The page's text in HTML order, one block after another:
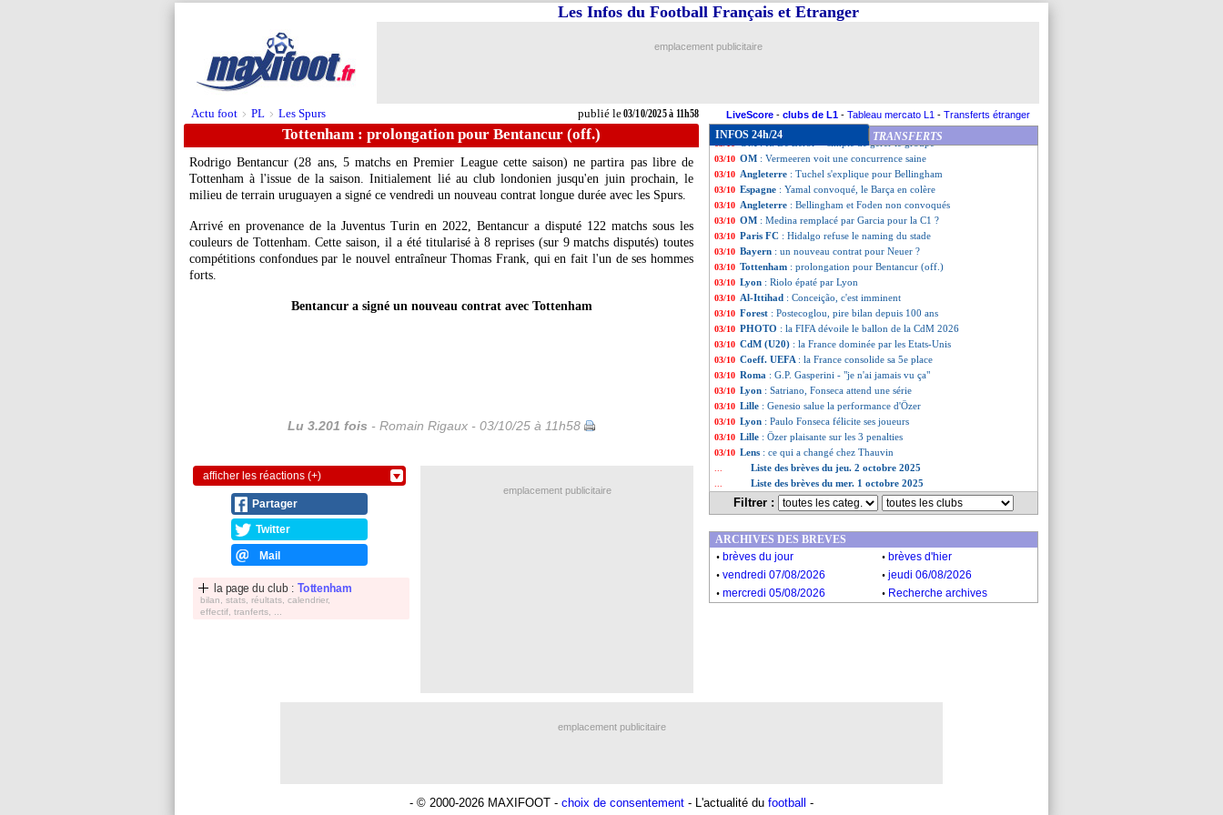
Actu foot > PL > Les Spurs publié le03/10/2025 à 11h58
Les Infos du Football Français et Etranger
emplacement publicitaire
LiveScore - clubs de L1 - Tableau mercato L1 - Transferts étranger
Tottenham : prolongation pour Bentancur (off.)
RodrigoBentancur (28 ans, 5 matchs en Premier League cette saison) ne partira pas libre de
Tottenham à l'issue de la saison. Initialement lié au club londonien jusqu'en juin prochain, le
milieu de terrain uruguayen a signé ce vendredi un nouveau contrat longue durée avec les Spurs.
Arrivé en provenance de la Juventus Turin en 2022, Bentancur a disputé 122 matchs sous les
couleurs de Tottenham. Cette saison, il a été titularisé à 8 reprises (sur 9 matchs disputés) toutes
compétitions confondues par le nouvel entraîneur Thomas Frank, qui en fait l'un de ses hommes
forts.
Bentancur a signé un nouveau contrat avec Tottenham
Lu 3.201 fois - Romain Rigaux - 03/10/25 à 11h58
afficher les réactions (+)
Partager
Twitter
Mail
la page du club : Tottenham
bilan, stats, réultats, calendrier,
effectif, tranferts, ...
INFOS 24h/24 TRANSFERTS
03/10 Leverkusen: Real, Barça, le fol été de Grimaldo
03/10 Lens: Sage très élogieux envers Thauvin
03/10 Barça
03/10 Liverpool: Slot prend la défense de Konaté
03/10 Man Utd: Zirkzee suivi aussi par le Milan AC
: R. De Zerbi - "simple de gérer le groupe"
03/10 OM : Vermeeren voit une concurrence saine
03/10 Angleterre : Tuchel s'explique pour Bellingham
03/10 Espagne : Yamal convoqué, le Barça en colère
03/10 Angleterre : Bellingham et Foden non convoqués
03/10 OM : Medina remplacé par Garcia pour la C1 ?
03/10 Paris FC : Hidalgo refuse le naming du stade
03/10 Bayern : un nouveau contrat pour Neuer ?
03/10 Tottenham : prolongation pour Bentancur (off.)
03/10 Lyon : Riolo épaté par Lyon
03/10 Al-Ittihad : Conceição, c'est imminent
03/10 Forest : Postecoglou, pire bilan depuis 100 ans
03/10 PHOTO : la FIFA dévoile le ballon de la CdM 2026
03/10 CdM (U20) : la France dominée par les Etats-Unis
03/10 Coeff. UEFA : la France consolide sa 5e place
03/10 Roma : G.P. Gasperini - "je n'ai jamais vu ça"
03/10 Lyon : Satriano, Fonseca attend une série
03/10 Lille : Genesio salue la performance d'Özer
03/10 Lyon : Paulo Fonseca félicite ses joueurs
03/10 Lille : Özer plaisante sur les 3 penalties
03/10 Lens : ce qui a changé chez Thauvin
Liste des brèves du jeu. 2 octobre 2025
Liste des brèves du mer. 1 octobre 2025
Filtrer :
emplacement publicitaire
ARCHIVES DES BREVES
. brèves du jour . brèves d'hier
. vendredi 07/08/2026 . jeudi 06/08/2026
. mercredi 05/08/2026 . Recherche archives
emplacement publicitaire
- © 2000-2026 MAXIFOOT - choix de consentement - L'actualité du football -